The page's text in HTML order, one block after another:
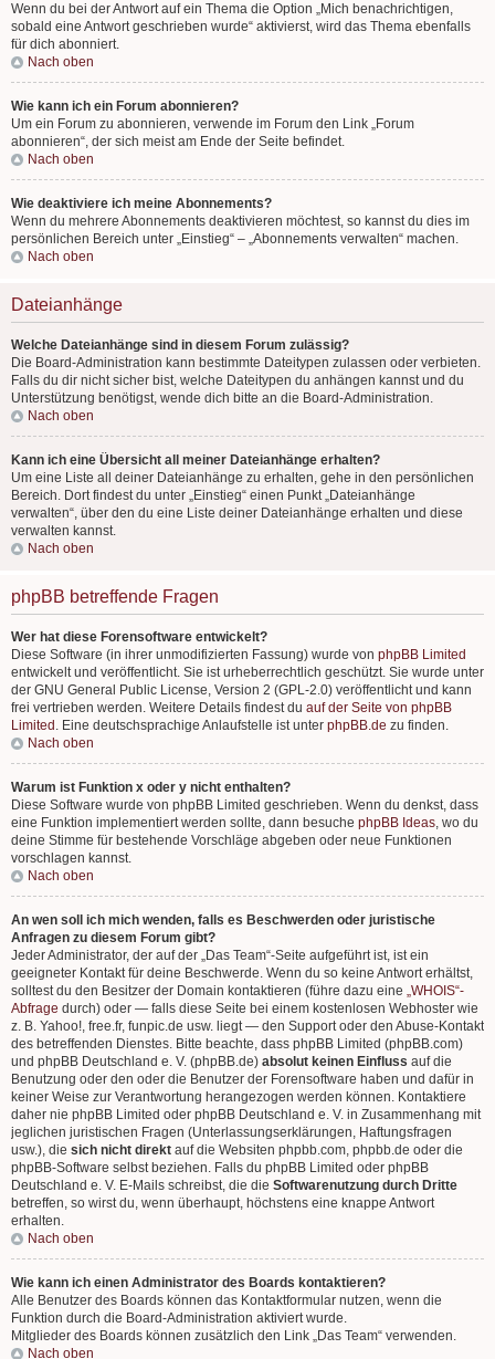
Wenn du bei der Antwort auf ein Thema die Option „Mich benachrichtigen,
sobald eine Antwort geschrieben wurde“ aktivierst, wird das Thema ebenfalls
für dich abonniert.
Nach oben
Wie kann ich ein Forum abonnieren?
Um ein Forum zu abonnieren, verwende im Forum den Link „Forum
abonnieren“, der sich meist am Ende der Seite befindet.
Nach oben
Wie deaktiviere ich meine Abonnements?
Wenn du mehrere Abonnements deaktivieren möchtest, so kannst du dies im
persönlichen Bereich unter „Einstieg“ – „Abonnements verwalten“ machen.
Nach oben
Dateianhänge
Welche Dateianhänge sind in diesem Forum zulässig?
Die Board-Administration kann bestimmte Dateitypen zulassen oder verbieten.
Falls du dir nicht sicher bist, welche Dateitypen du anhängen kannst und du
Unterstützung benötigst, wende dich bitte an die Board-Administration.
Nach oben
Kann ich eine Übersicht all meiner Dateianhänge erhalten?
Um eine Liste all deiner Dateianhänge zu erhalten, gehe in den persönlichen
Bereich. Dort findest du unter „Einstieg“ einen Punkt „Dateianhänge
verwalten“, über den du eine Liste deiner Dateianhänge erhalten und diese
verwalten kannst.
Nach oben
phpBB betreffende Fragen
Wer hat diese Forensoftware entwickelt?
Diese Software (in ihrer unmodifizierten Fassung) wurde von phpBB Limited
entwickelt und veröffentlicht. Sie ist urheberrechtlich geschützt. Sie wurde unter
der GNU General Public License, Version 2 (GPL-2.0) veröffentlicht und kann
frei vertrieben werden. Weitere Details findest du auf der Seite von phpBB
Limited . Eine deutschsprachige Anlaufstelle ist unter phpBB.de zu finden.
Nach oben
Warum ist Funktion x oder y nicht enthalten?
Diese Software wurde von phpBB Limited geschrieben. Wenn du denkst, dass
eine Funktion implementiert werden sollte, dann besuche phpBB Ideas, wo du
deine Stimme für bestehende Vorschläge abgeben oder neue Funktionen
vorschlagen kannst.
Nach oben
An wen soll ich mich wenden, falls es Beschwerden oder juristische
Anfragen zu diesem Forum gibt?
Jeder Administrator, der auf der „Das Team“-Seite aufgeführt ist, ist ein
geeigneter Kontakt für deine Beschwerde. Wenn du so keine Antwort erhältst,
solltest du den Besitzer der Domain kontaktieren (führe dazu eine „WHOIS“-
Abfrage durch) oder — falls diese Seite bei einem kostenlosen Webhoster wie
z. B. Yahoo!, free.fr, funpic.de usw. liegt — den Support oder den Abuse-Kontakt
des betreffenden Dienstes. Bitte beachte, dass phpBB Limited (phpBB.com)
und phpBB Deutschland e. V. (phpBB.de) absolut keinen Einfluss auf die
Benutzung oder den oder die Benutzer der Forensoftware haben und dafür in
keiner Weise zur Verantwortung herangezogen werden können. Kontaktiere
daher nie phpBB Limited oder phpBB Deutschland e. V. in Zusammenhang mit
jeglichen juristischen Fragen (Unterlassungserklärungen, Haftungsfragen
usw.), die sich nicht direkt auf die Websiten phpbb.com, phpbb.de oder die
phpBB-Software selbst beziehen. Falls du phpBB Limited oder phpBB
Deutschland e. V. E-Mails schreibst, die die Softwarenutzung durch Dritte
betreffen, so wirst du, wenn überhaupt, höchstens eine knappe Antwort
erhalten.
Nach oben
Wie kann ich einen Administrator des Boards kontaktieren?
Alle Benutzer des Boards können das Kontaktformular nutzen, wenn die
Funktion durch die Board-Administration aktiviert wurde.
Mitglieder des Boards können zusätzlich den Link „Das Team“ verwenden.
Nach oben